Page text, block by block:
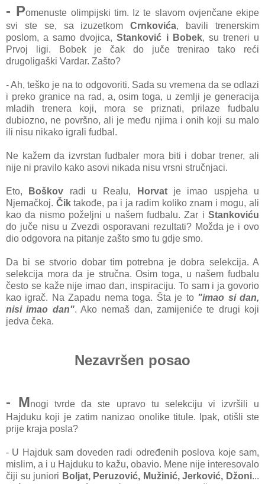
- Pomenuste olimpijski tim. Iz te slavom ovjenčane ekipe
svi ste se, sa izuzetkomCrnkovića, bavili trenerskim
poslom, a samo dvojica,Stanković i Bobek, su treneri u
Prvoj ligi. Bobek je čak do juče trenirao tako reći
drugoligaški Vardar. Zašto?
- Ah, teško je na to odgovoriti. Sada su vremena da se odlazi
i preko granice na rad, a, osim toga, u zemlji je generacija
mladih trenera koji, mora se priznati, prilaze fudbalu
dubiozno, ne površno, ali je među njima i onih koji su malo
ili nisu nikako igrali fudbal.
Ne kažem da izvrstan fudbaler mora biti i dobar trener, ali
nije ni pravilo kako asovi nikada nisu vrsni stručnjaci.
Eto, Boškov radi u Realu, Horvat je imao uspjeha u
Njemačkoj. Čiktakođe, pa i ja radim koliko znam i mogu, ali
kao da nismo poželjni u našem fudbalu. Zar i Stankoviću
do juče nisu u Zvezdi osporavani rezultati? Možda je i ovo
dio odgovora na pitanje zašto smo tu gdje smo.
Da bi se stvorio dobar tim potrebna je dobra selekcija. A
selekcija mora da je stručna. Osim toga, u našem fudbalu
često se kaže nije imao dan, inspiraciju. To sam i ja govorio
kao igrač. Na Zapadu nema toga. Šta je to "imao si dan,
nisi imao dan". Ako nemaš dan, zamijeniće te drugi koji
jedva čeka.
Nezavršen posao
- Mnogi tvrde da ste upravo tu selekciju vi izvršili u
Hajduku koji je zatim nanizao onolike titule. Ipak, otišli ste
prije kraja posla?
- U Hajduk sam doveden radi određenih poslova koje sam,
mislim, a i u Hajduku to kažu, obavio. Mene nije interesovalo
čiji su juniori Boljat, Peruzović, Mužinić, Jerković, Džoni...